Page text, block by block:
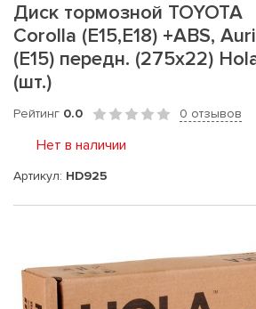
Диск тормозной TOYOTA
Corolla (E15,E18) +ABS,
(E15) передн. (275x22)
(шт.)
Рейтинг 0.0 0 отзывов
Нет в наличии
Артикул: HD925